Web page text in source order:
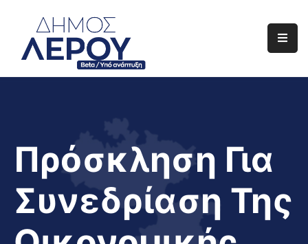
Αρχική
Διαφάνεια
Το
Νησί
Μας
Πρόσκληση Για
Συνεδρίαση Της